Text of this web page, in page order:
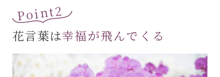
Point2
花言葉は幸福が飛んでくる